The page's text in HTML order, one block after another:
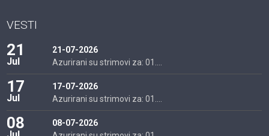
VESTI
21
Jul
21-07-2026
Azurirani su strimovi za: 01....
17
Jul
17-07-2026
Azurirani su strimovi za: 01....
08
08-07-2026